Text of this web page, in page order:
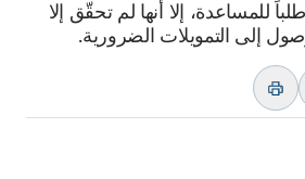
للمساعدة، إلا أنها لم تحقّق إلا
إلى التمويلات الضرورية.